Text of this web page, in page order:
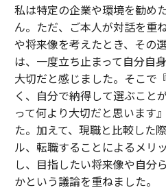
私は特定の企業や環境を勧め
ん。ただ、ご本人が対話を重
や将来像を考えたとき、その
は、一度立ち止まって自分自
大切だと感じました。そこで
く、自分で納得して選ぶこと
って何より大切だと思います
た。加えて、現職と比較した
ル、転職することによるメリ
し、目指したい将来像や自分
かという議論を重ねました。